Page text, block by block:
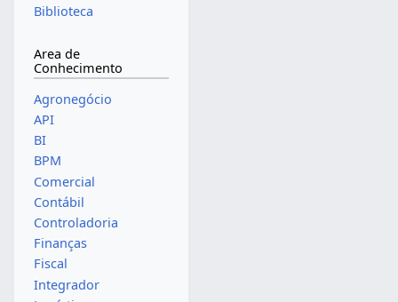
Biblioteca
Area de
Conhecimento
Agronegócio
API
BI
BPM
Comercial
Contábil
Controladoria
Finanças
Fiscal
Integrador